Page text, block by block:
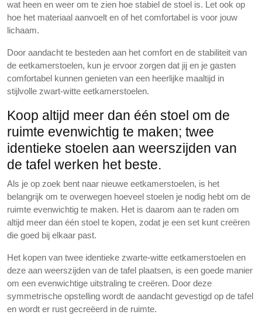
wat heen en weer om te zien hoe stabiel de stoel is. Let ook op
hoe het materiaal aanvoelt en of het comfortabel is voor jouw
lichaam.
Door aandacht te besteden aan het comfort en de stabiliteit van
de eetkamerstoelen, kun je ervoor zorgen dat jij en je gasten
comfortabel kunnen genieten van een heerlijke maaltijd in
stijlvolle zwart-witte eetkamerstoelen.
Koop altijd meer dan één stoel om de
ruimte evenwichtig te maken; twee
identieke stoelen aan weerszijden van
de tafel werken het beste.
Als je op zoek bent naar nieuwe eetkamerstoelen, is het
belangrijk om te overwegen hoeveel stoelen je nodig hebt om de
ruimte evenwichtig te maken. Het is daarom aan te raden om
altijd meer dan één stoel te kopen, zodat je een set kunt creëren
die goed bij elkaar past.
Het kopen van twee identieke zwarte-witte eetkamerstoelen en
deze aan weerszijden van de tafel plaatsen, is een goede manier
om een evenwichtige uitstraling te creëren. Door deze
symmetrische opstelling wordt de aandacht gevestigd op de tafel
en wordt er rust gecreëerd in de ruimte.